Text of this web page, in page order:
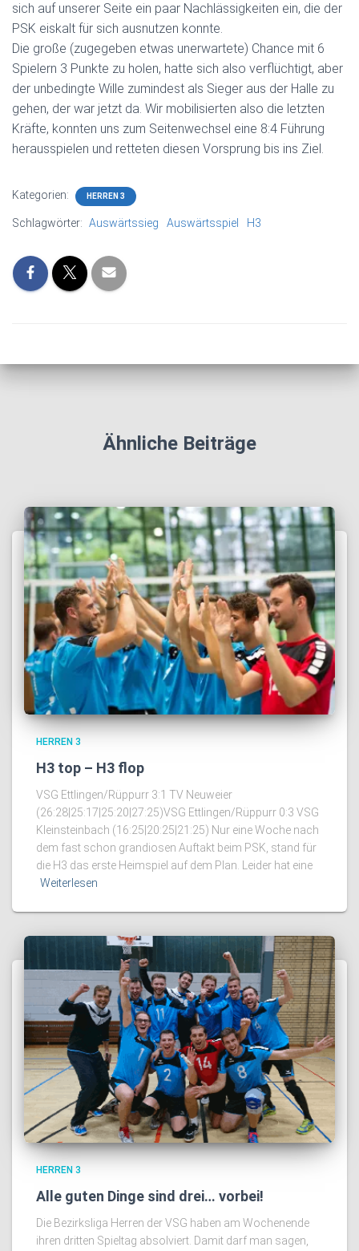
sich auf unserer Seite ein paar Nachlässigkeiten ein, die der
PSK eiskalt für sich ausnutzen konnte.
Die große (zugegeben etwas unerwartete) Chance mit 6
Spielern 3 Punkte zu holen, hatte sich also verflüchtigt, aber
der unbedingte Wille zumindest als Sieger aus der Halle zu
gehen, der war jetzt da. Wir mobilisierten also die letzten
Kräfte, konnten uns zum Seitenwechsel eine 8:4 Führung
herausspielen und retteten diesen Vorsprung bis ins Ziel.
Kategorien: HERREN 3
Schlagwörter: Auswärtssieg Auswärtsspiel H3
Ähnliche Beiträge
HERREN 3
H3 top – H3 flop
VSG Ettlingen/Rüppurr 3:1 TV Neuweier
(26:28|25:17|25:20|27:25)VSG Ettlingen/Rüppurr 0:3 VSG
Kleinsteinbach (16:25|20:25|21:25) Nur eine Woche nach
dem fast schon grandiosen Auftakt beim PSK, stand für
die H3 das erste Heimspiel auf dem Plan. Leider hat eine
Weiterlesen
HERREN 3
Alle guten Dinge sind drei… vorbei!
Die Bezirksliga Herren der VSG haben am Wochenende
ihren dritten Spieltag absolviert. Damit darf man sagen,